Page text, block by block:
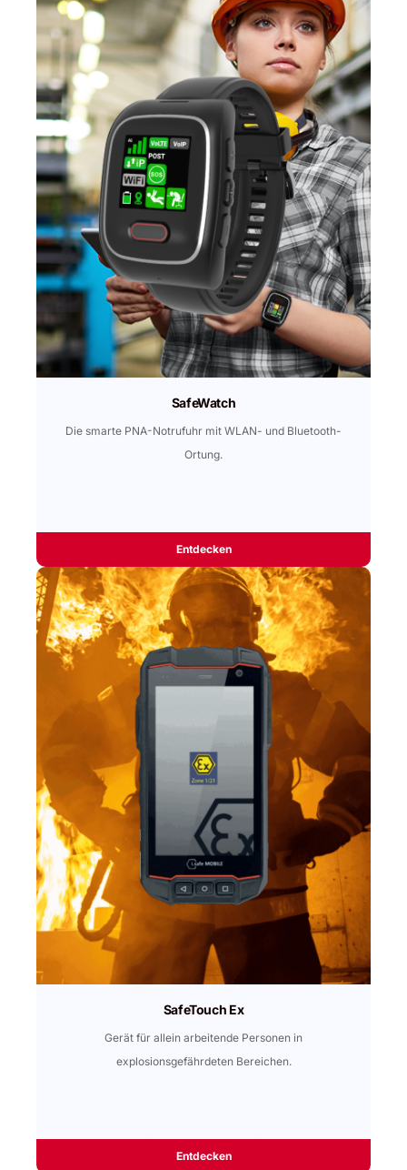
SafeWatch
Die smarte PNA-Notrufuhr mit WLAN- und Bluetooth-
Ortung.
Entdecken
SafeTouch Ex
Gerät für allein arbeitende Personen in
explosionsgefährdeten Bereichen.
Entdecken